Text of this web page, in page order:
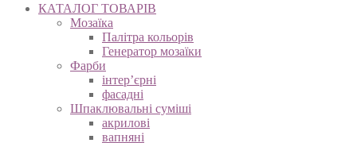
КАТАЛОГ ТОВАРІВ
Мозаїка
Палітра кольорів
Генератор мозаїки
Фарби
інтер’єрні
фасадні
Шпаклювальні суміші
акрилові
вапняні